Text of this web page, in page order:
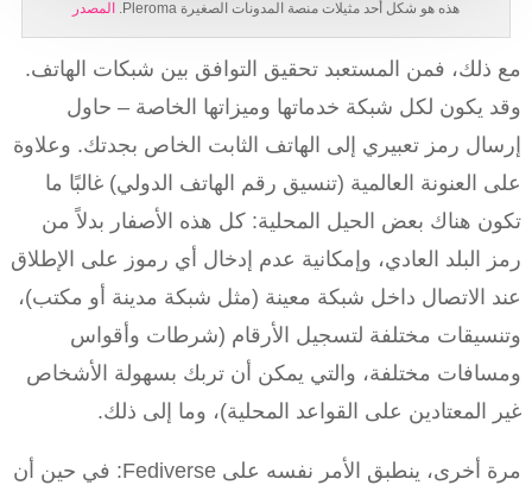
هذه هو شكل أحد مثيلات منصة المدونات الصغيرة Pleroma. المصدر
مع ذلك، فمن المستعبد تحقيق التوافق بين شبكات الهاتف.
وقد يكون لكل شبكة خدماتها وميزاتها الخاصة – حاول
إرسال رمز تعبيري إلى الهاتف الثابت الخاص بجدتك. وعلاوة
على العنونة العالمية (تنسيق رقم الهاتف الدولي) غالبًا ما
تكون هناك بعض الحيل المحلية: كل هذه الأصفار بدلاً من
رمز البلد العادي، وإمكانية عدم إدخال أي رموز على الإطلاق
عند الاتصال داخل شبكة معينة (مثل شبكة مدينة أو مكتب)،
وتنسيقات مختلفة لتسجيل الأرقام (شرطات وأقواس
ومسافات مختلفة، والتي يمكن أن تربك بسهولة الأشخاص
غير المعتادين على القواعد المحلية)، وما إلى ذلك.
مرة أخرى، ينطبق الأمر نفسه على Fediverse: في حين أن